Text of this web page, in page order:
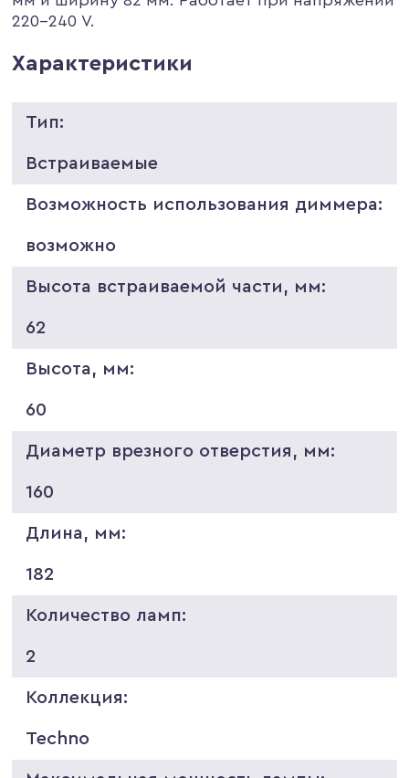
220-240 V.
Характеристики
Тип:
Встраиваемые
Возможность использования диммера:
возможно
Высота встраиваемой части, мм:
62
Высота, мм:
60
Диаметр врезного отверстия, мм:
160
Длина, мм:
182
Количество ламп:
2
Коллекция:
Techno